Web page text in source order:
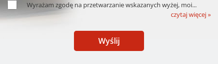
Wyrażam zgodę na przetwarzanie wskazanych wyżej, moi...
czytaj więcej »
Wyślij